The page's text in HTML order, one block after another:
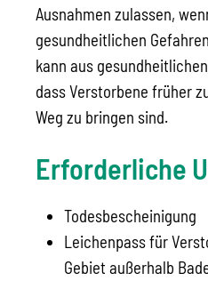
Ausnahmen zulassen,
gesundheitlichen
kann aus
dass Verstorbene früher
Weg zu bringen sind.
Erforderliche
Todesbescheinigung
Leichenpass für
Gebiet außerhalb